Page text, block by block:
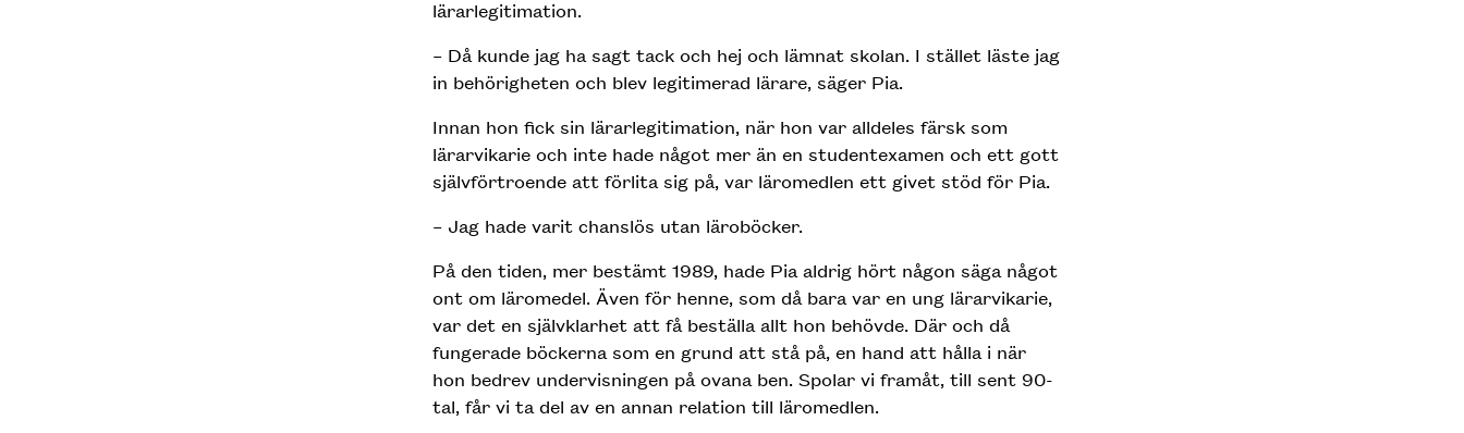
lärarlegitimation.
– Då kunde jag ha sagt tack och hej och lämnat skolan. I stället läste jag
in behörigheten och blev legitimerad lärare, säger Pia.
Innan hon fick sin lärarlegitimation, när hon var alldeles färsk som
lärar­vikarie och inte hade något mer än en studentexamen och ett gott
självförtroende att förlita sig på, var läromedlen ett givet stöd för Pia.
– Jag hade varit chanslös utan läroböcker.
På den tiden, mer bestämt 1989, hade Pia aldrig hört någon säga något
ont om läromedel. Även för henne, som då bara var en ung lärarvikarie,
var det en självklarhet att få beställa allt hon behövde. Där och då
fungerade böckerna som en grund att stå på, en hand att hålla i när
hon bedrev undervisningen på ovana ben. Spolar vi framåt, till sent 90-
tal, får vi ta del av en annan relation till läromedlen.